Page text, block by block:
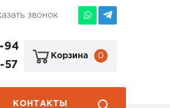
звонок
94
57
Корзина 0
КОНТАКТЫ